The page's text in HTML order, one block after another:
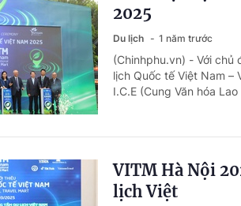
2025
Du lịch 1 năm trước
(Chinhphu.vn) - Với chủ
lịch Quốc tế Việt Nam –
I.C.E (Cung Văn hóa
VITM Hà Nội
lịch Việt